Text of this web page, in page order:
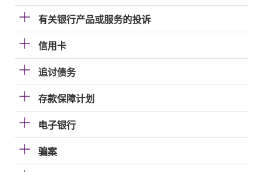
有关银行产品或服务的投诉
信用卡
追讨债务
存款保障计划
电子银行
骗案